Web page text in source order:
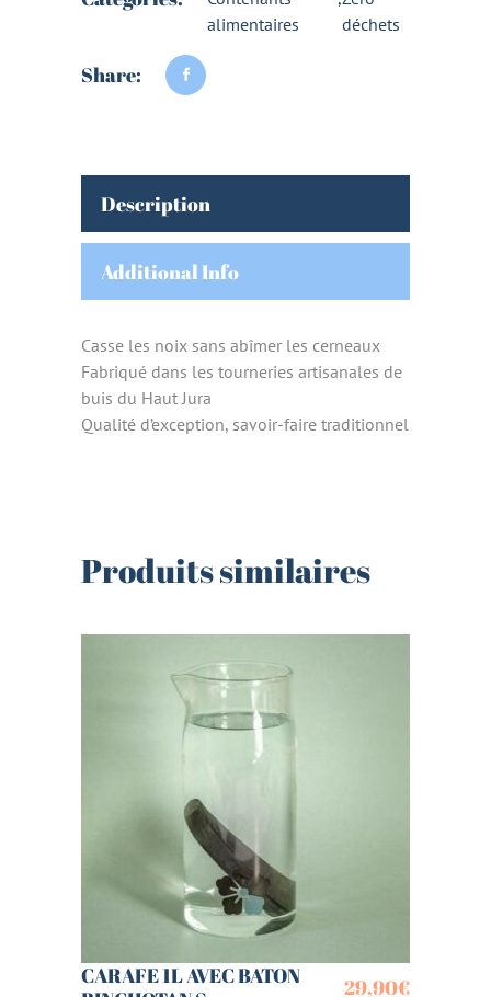
alimentaires
déchets
Share:
Description
Additional Info
Casse les noix sans abîmer les cerneaux
Fabriqué dans les tourneries artisanales de
buis du Haut Jura
Qualité d’exception, savoir-faire traditionnel
Produits similaires
CARAFE 1L AVEC BATON
29,90€